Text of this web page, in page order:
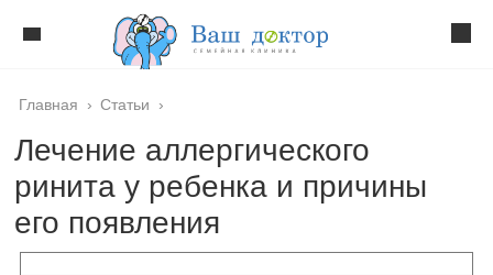
Главная › Статьи ›
Лечение аллергического
ринита у ребенка и причины
его появления